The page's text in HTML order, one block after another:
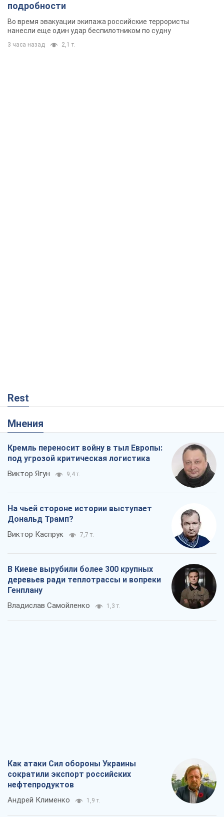
подробности
Во время эвакуации экипажа российские террористы
нанесли еще один удар беспилотником по судну
3 часа назад 2,1 т.
Rest
Мнения
Кремль переносит войну в тыл Европы:
под угрозой критическая логистика
Виктор Ягун 9,4 т.
На чьей стороне истории выступает
Дональд Трамп?
Виктор Каспрук 7,7 т.
В Киеве вырубили более 300 крупных
деревьев ради теплотрассы и вопреки
Генплану
Владислав Самойленко 1,3 т.
Как атаки Сил обороны Украины
сократили экспорт российских
нефтепродуктов
Андрей Клименко 1,9 т.